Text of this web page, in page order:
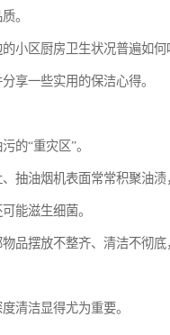
。
小区厨房卫生状况普遍如
享一些实用的保洁心得。
的“重灾区”。
抽油烟机表面常常积聚油
能滋生细菌。
品摆放不整齐、清洁不彻
清洁显得尤为重要。